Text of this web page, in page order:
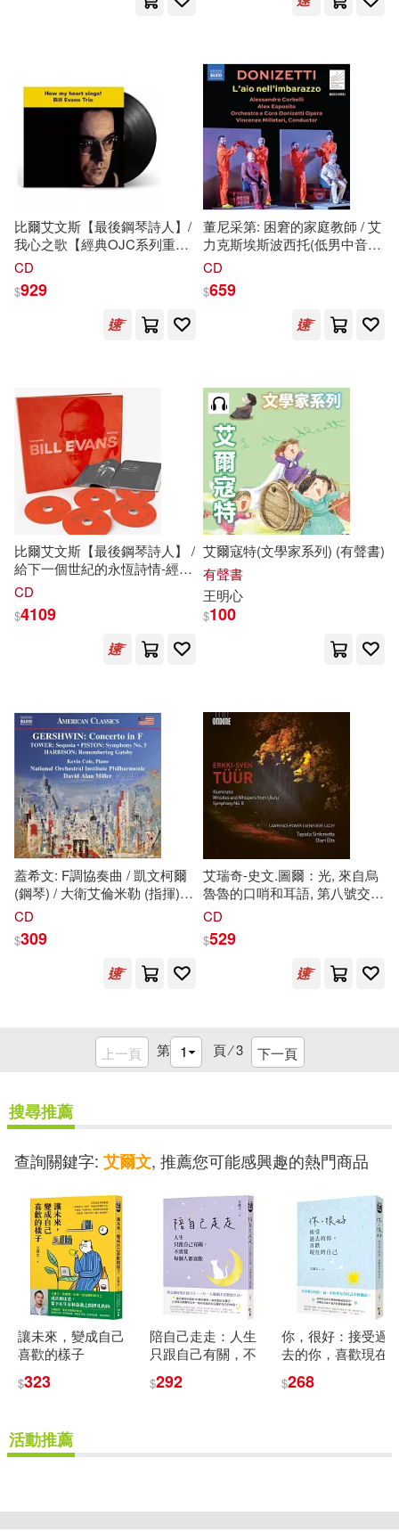
比爾艾文斯【最後鋼琴詩人】/
我心之歌【經典OJC系列重刻
再生】Concord經典重刻-
鑑-4星高評 (LP黑膠唱片)(Bill
Evans Trio / How My Heart
Sings! 【OJC Series/
CD
$929
董尼采第: 困窘的家庭教師 / 艾
力克斯埃斯波西托(低男中音) /
亞歷山德羅科爾貝里(男中音) /
第歌劇院管弦樂團 (2CD)
(Donizetti: L’aio nell’imbarazzo /
Alex Esposito (bass-baritone) /
Orchestra Donizetti Opera
(2CD))
CD
$659
比爾艾文斯【最後鋼琴詩人】 /
給下一個世紀的永恆詩情-經典
無價絕世套裝典藏【48頁典籍
吋*10吋大型組合包裝式樣】
(Bill Evans / Everybody Still
Digs Bill Evans: A Career
黑膠12吋*10吋大型組合包裝式
樣))
CD
$4109
艾爾寇特(文學家系列) (有聲書)
有聲書
王明心
$100
蓋希文: F調協奏曲 / 凱文柯爾
(鋼琴) / 大衛艾倫米勒 (指揮) /
國家管弦學院愛樂樂團
Kevin Cole (piano) / David Alan
Miller (conductor) / National
Orchestral Institute
CD
$309
艾瑞奇-史文.圖爾：光, 來自烏
魯魯的口哨和耳語, 第八號交響
曲 / 艾爾茲(指揮)塔皮歐拉小交
Illuminatio, Whistles and
Whispers from Uluru,
Symphony No. 8 /
CD
$529
上一頁 第 頁 ⁄3 下一頁
搜尋推薦
查詢關鍵字: 艾爾文, 推薦您可能感興趣的熱門商品
讓未來，變成自己
喜歡的樣子
$323
陪自己走走：人生
只跟自己有關，不
$292
你，很好：接受過
去的你，喜歡現在
$268
活動推薦